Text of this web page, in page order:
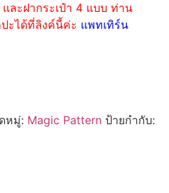
ละฝากระเป๋า 4 แบบ ท่าน
ะได้ที่ลิงค์นี้ค่ะ แพทเทิร์น
หมู่: Magic Pattern ป้ายกำกับ: